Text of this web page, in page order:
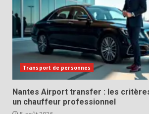
Transport de personnes
Nantes Airport transfer : les
un chauffeur professionnel